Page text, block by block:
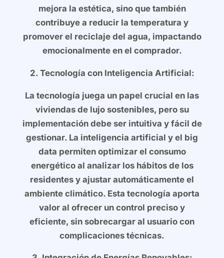
mejora la estética, sino que también
contribuye a reducir la temperatura y
promover el reciclaje del agua, impactando
emocionalmente en el comprador.
2. Tecnología con Inteligencia Artificial:
La tecnología juega un papel crucial en las
viviendas de lujo sostenibles, pero su
implementación debe ser intuitiva y fácil de
gestionar. La inteligencia artificial y el big
data permiten optimizar el consumo
energético al analizar los hábitos de los
residentes y ajustar automáticamente el
ambiente climático. Esta tecnología aporta
valor al ofrecer un control preciso y
eficiente, sin sobrecargar al usuario con
complicaciones técnicas.